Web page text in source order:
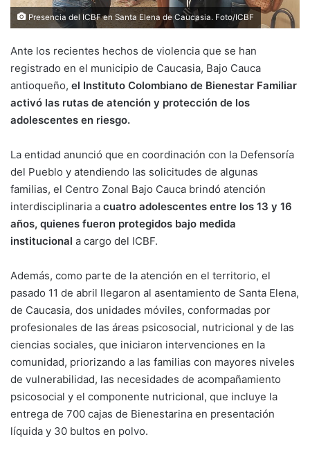
Presencia del ICBF en Santa Elena de Caucasia. Foto/ICBF
Ante los recientes hechos de violencia que se han
registrado en el municipio de Caucasia, Bajo Cauca
antioqueño, el Instituto Colombiano de Bienestar Familiar
activó las rutas de atención y protección de los
adolescentes en riesgo.
La entidad anunció que en coordinación con la Defensoría
del Pueblo y atendiendo las solicitudes de algunas
familias, el Centro Zonal Bajo Cauca brindó atención
interdisciplinaria a cuatro adolescentes entre los 13 y 16
años, quienes fueron protegidos bajo medida
institucional a cargo del ICBF.
Además, como parte de la atención en el territorio, el
pasado 11 de abril llegaron al asentamiento de Santa Elena,
de Caucasia, dos unidades móviles, conformadas por
profesionales de las áreas psicosocial, nutricional y de las
ciencias sociales, que iniciaron intervenciones en la
comunidad, priorizando a las familias con mayores niveles
de vulnerabilidad, las necesidades de acompañamiento
psicosocial y el componente nutricional, que incluye la
entrega de 700 cajas de Bienestarina en presentación
líquida y 30 bultos en polvo.